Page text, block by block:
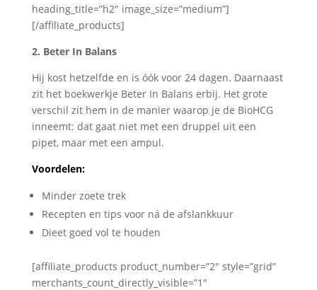
heading_title=”h2″ image_size=”medium”]
[/affiliate_products]
2. Beter In Balans
Hij kost hetzelfde en is óók voor 24 dagen. Daarnaast
zit het boekwerkje Beter In Balans erbij. Het grote
verschil zit hem in de manier waarop je de BioHCG
inneemt: dat gaat niet met een druppel uit een
pipet, maar met een ampul.
Voordelen:
Minder zoete trek
Recepten en tips voor ná de afslankkuur
Dieet goed vol te houden
[affiliate_products product_number=”2″ style=”grid”
merchants_count_directly_visible=”1″